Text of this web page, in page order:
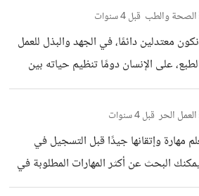
يتحدث شخص عن غيره بحيادية ونظرة
يتحدثون بما في داخلهم وليس ما يرونه
فلن يعجب بك الناس، إلا إن كنت على
الصحة والطب قبل 4 سنوات
معتدلين دائمًا، في الجهد والبذل للعمل
على الإنسان دومًا تنظيم حياته بين
العمل والراحة، حتى لا يحدث تقصير في أي منهما. وكيف يقدِّر
الموضوع نسبي للغاية بين شخص وآخر،
البقاء في المنزل ليوم واحد، ويعُد
في اليوم التالي، لا أعرف ما الاسباب التي
الراحة، هل عرفتي شخص هكذا من قبل؟،
العمل الحر قبل 4 سنوات
مهارة وإتقانها جيدًا قبل التسجيل في
البحث عن أكثر المهارات المطلوبة في
وقم باختيار المهارة الأنسب لقدراتك